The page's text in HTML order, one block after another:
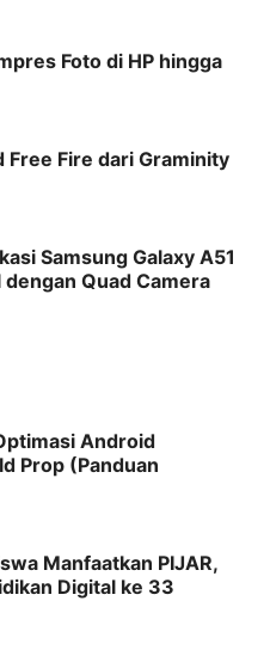
Foto di HP hingga
Free Fire dari Graminity
Samsung Galaxy A51
dengan Quad Camera
Android
Prop (Panduan
Manfaatkan PIJAR,
Digital ke 33